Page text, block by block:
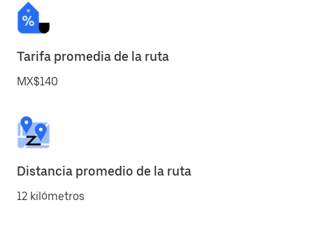
Tarifa promedia de la ruta
MX$140
Distancia promedio de la ruta
12 kilómetros